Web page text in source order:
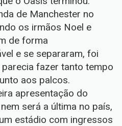
de Manchester no
os irmãos Noel e
de forma
e se separaram, foi
fazer tanto tempo
aos palcos.
apresentação do
será a última no país,
estádio com ingressos